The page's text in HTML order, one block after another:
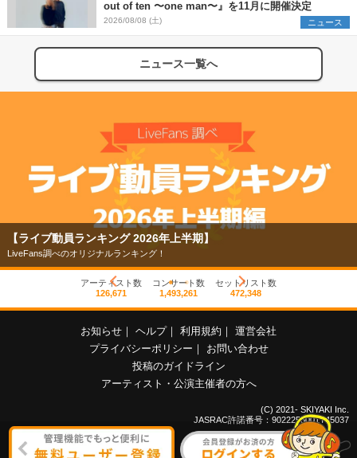
out of ten 〜one man〜』を11月に開催決定
2026/08/08 (土) ニュース
ニュース一覧へ
【ライブ動員ランキング 2026年上半期】
LiveFans調べのオリジナルランキング！
アーティスト数
126,671
コンサート数
1,493,261
セットリスト数
472,348
お知らせ ヘルプ 利用規約
運営会社
プライバシーポリシー
お問い合わせ
投稿のガイドライン
アーティスト・公演主催者の方へ
(C) 2021- SKIYAKI Inc.
JASRAC許諾番号：9022255001Y45037